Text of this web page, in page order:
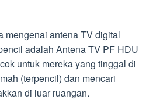
mengenai antena TV digital
adalah Antena TV PF HDU
untuk mereka yang tinggal di
(terpencil) dan mencari
di luar ruangan.